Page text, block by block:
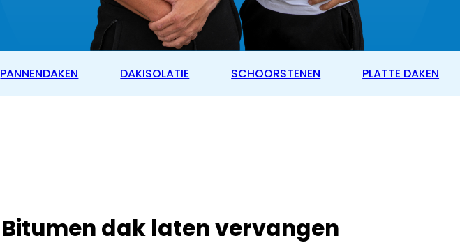
PANNENDAKEN DAKISOLATIE SCHOORSTENEN PLATTE DAKEN
Bitumen dak laten vervangen